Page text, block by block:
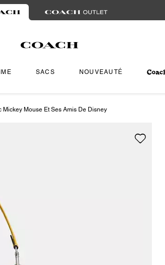
SACS NOUVEAUTÉ
Mouse Et Ses Amis De Disney